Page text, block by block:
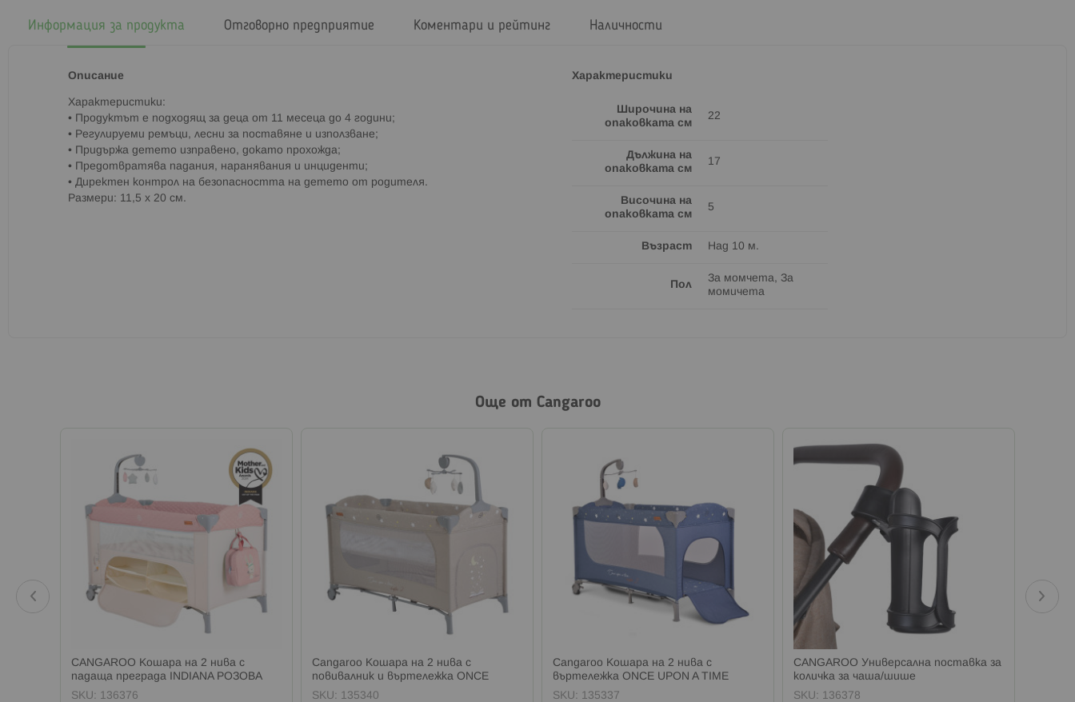
Информация за продукта
Описание
Характеристики:
• Продуктът е подходящ за деца от 11 месеца до 4 години;
• Регулируеми ремъци, лесни за поставяне и използване;
• Придържа детето изправено, докато прохожда;
• Предотвратява падания, наранявания и инциденти;
• Директен контрол на безопасността на детето от родителя.
Размери: 11,5 x 20 см.
Характеристики
Широчина на
опаковката см
22
Дължина на
опаковката см
17
Височина на
опаковката см
5
Възраст Над 10 м.
Пол
За момчета, За
момичета
Отговорно предприятие Коментари и рейтинг Наличности
Още от Cangaroo
CANGAROO Кошара на 2 нива с
падаща преграда INDIANA РОЗОВА
SKU: 136376
Cangaroo Кошара на 2 нивa с
повивалник и въртележка ONCE
UPON A TIME БЕЖОВА
SKU: 135340
Cangaroo Кошара на 2 нивa с
въртележка ONCE UPON A TIME
ДЪНКОВ
SKU: 135337
CANGAROO Универсална поставка за
количка за чаша/шише
SKU: 136378